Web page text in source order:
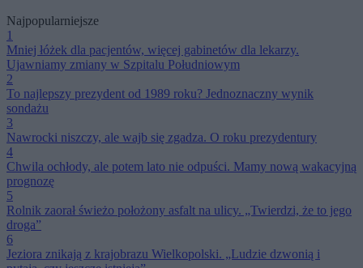
Najpopularniejsze
1
Mniej łóżek dla pacjentów, więcej gabinetów dla lekarzy.
Ujawniamy zmiany w Szpitalu Południowym
2
To najlepszy prezydent od 1989 roku? Jednoznaczny wynik
sondażu
3
Nawrocki niszczy, ale wajb się zgadza. O roku prezydentury
4
Chwila ochłody, ale potem lato nie odpuści. Mamy nową wakacyjną
prognozę
5
Rolnik zaorał świeżo położony asfalt na ulicy. „Twierdzi, że to jego
droga”
6
Jeziora znikają z krajobrazu Wielkopolski. „Ludzie dzwonią i